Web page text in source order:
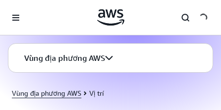
Vùng địa phương AWS
Vùng địa phương AWS Vị trí